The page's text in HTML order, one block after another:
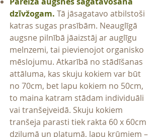
dzīvžogam. Tā jāsagatavo atbilstoši
katras sugas prasībām. Neauglīgā
augsne pilnībā jāaizstāj ar auglīgu
melnzemi, tai pievienojot organisko
mēslojumu. Atkarībā no stādīšanas
attāluma, kas skuju kokiem var būt
no 70cm, bet lapu kokiem no 50cm,
to maina katram stādam individuāli
vai tranšejveidā. Skuju kokiem
tranšeja parasti tiek rakta 60 x 60cm
dziļumā un platumā, lapu krūmiem –